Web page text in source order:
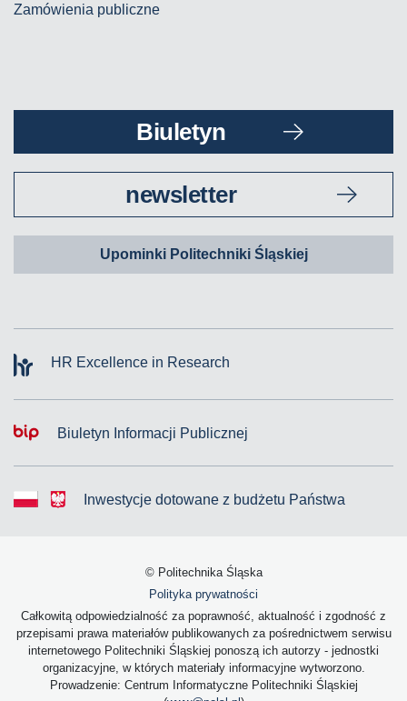
Zamówienia publiczne
Biuletyn
newsletter
Upominki Politechniki Śląskiej
HR Excellence in Research
Biuletyn Informacji Publicznej
Inwestycje dotowane z budżetu Państwa
© Politechnika Śląska
Polityka prywatności
Całkowitą odpowiedzialność za poprawność, aktualność i zgodność z
przepisami prawa materiałów publikowanych za pośrednictwem serwisu
internetowego Politechniki Śląskiej ponoszą ich autorzy - jednostki
organizacyjne, w których materiały informacyjne wytworzono.
Prowadzenie: Centrum Informatyczne Politechniki Śląskiej